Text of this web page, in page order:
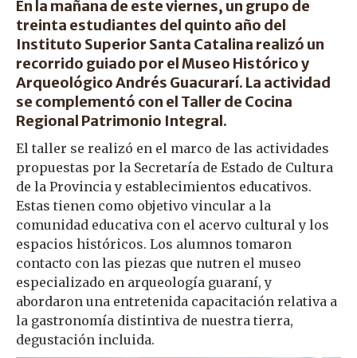
En la mañana de este viernes, un grupo de
treinta estudiantes del quinto año del
Instituto Superior Santa Catalina realizó un
recorrido guiado por el Museo Histórico y
Arqueológico Andrés Guacurarí. La actividad
se complementó con el Taller de Cocina
Regional Patrimonio Integral.
El taller se realizó en el marco de las actividades
propuestas por la Secretaría de Estado de Cultura
de la Provincia y establecimientos educativos.
Estas tienen como objetivo vincular a la
comunidad educativa con el acervo cultural y los
espacios históricos. Los alumnos tomaron
contacto con las piezas que nutren el museo
especializado en arqueología guaraní, y
abordaron una entretenida capacitación relativa a
la gastronomía distintiva de nuestra tierra,
degustación incluida.